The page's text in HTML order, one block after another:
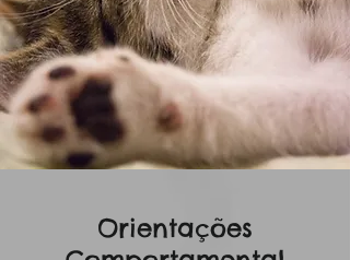
Orientações